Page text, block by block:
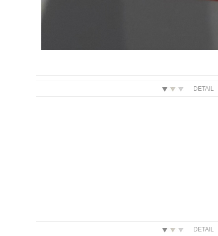
DETAIL
DETAIL